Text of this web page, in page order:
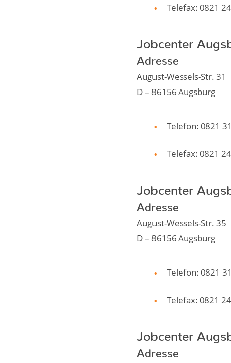
Telefax: 0821
Jobcenter
Adresse
August-Wessels-Str. 31
D – 86156 Augsburg
Telefon: 0821
Telefax: 0821
Jobcenter
Adresse
August-Wessels-Str. 35
D – 86156 Augsburg
Telefon: 0821
Telefax: 0821
Jobcenter
Adresse